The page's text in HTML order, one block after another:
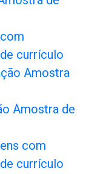
currículo
Amostra
Amostra de
com
currículo